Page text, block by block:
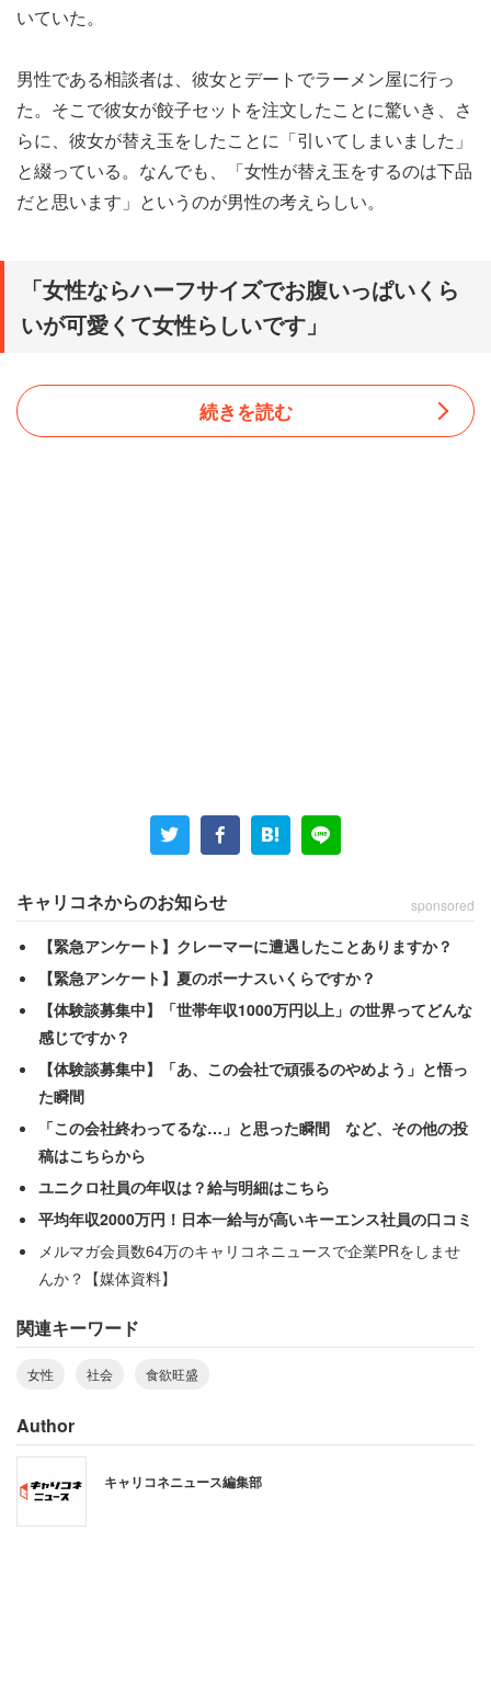
いていた。
男性である相談者は、彼女とデートでラーメン屋に行っ
た。そこで彼女が餃子セットを注文したことに驚いき、さ
らに、彼女が替え玉をしたことに「引いてしまいました」
と綴っている。なんでも、「女性が替え玉をするのは下品
だと思います」というのが男性の考えらしい。
「女性ならハーフサイズでお腹いっぱいくら
いが可愛くて女性らしいです」
「女性ならハーフサイズのラーメンでお腹いっぱい
くらいが可愛くて女性らしいです。彼女は細身なの
うな彼女とは別れた方が良いでしょうか？」
と、アドバイスを求めていた。
言葉選びの一つ一つも内容も、人の気持ちを逆なでするお
手本のような相談だ。回答に「別れたらいいでしょう。そ
の方が彼女のためでもあります」など、相談者の男性を批
判する内容が多く見られたのは、想定内だろう。特に読み
手の感情を逆撫でしたのが「女性のくせに」という差別的
な一文だ。
「女のクセに。なんて台詞間違っても吐くな。お前
はそれほどの人間なのか？そんな台詞吐くくらいな
らとっとと別れなさい。その方が彼女さんもあなた
もスッとするでしょうし」
れるさぁ」
食の好みも食べられる量も人それぞれ。ナチュラルに自分
続きを読む
キャリコネからのお知らせ sponsored
【緊急アンケート】クレーマーに遭遇したことありますか？
【緊急アンケート】夏のボーナスいくらですか？
【体験談募集中】「世帯年収1000万円以上」の世界ってどんな
感じですか？
【体験談募集中】「あ、この会社で頑張るのやめよう」と悟っ
た瞬間
「この会社終わってるな…」と思った瞬間 など、その他の投
稿はこちらから
ユニクロ社員の年収は？給与明細はこちら
平均年収2000万円！日本一給与が高いキーエンス社員の口コミ
メルマガ会員数64万のキャリコネニュースで企業PRをしませ
んか？【媒体資料】
関連キーワード
女性 社会 食欲旺盛
Author
キャリコネニュース編集部